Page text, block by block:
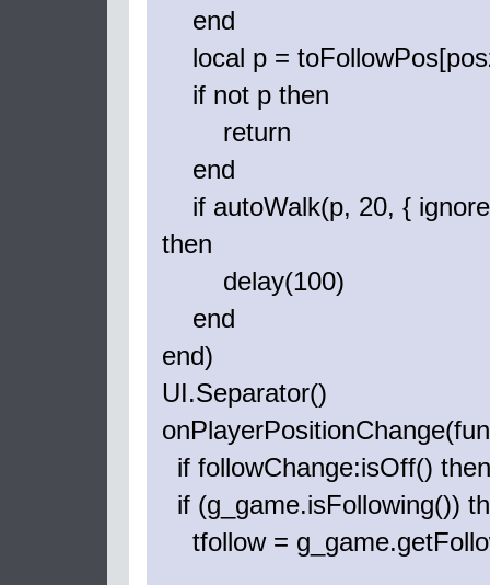
end
local p =
if not p then
return
end
if autoWalk(p, 20, {
then
delay(100)
end
end)
UI.Separator()
if followChange:isOff()
if (g_game.isFollowing())
tfollow =